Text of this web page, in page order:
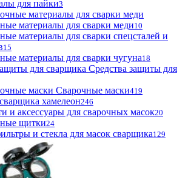
для пайки3
материалы для сварки меди10
материалы для сварки спецсталей и
15
материалы для сварки чугуна18
Средства защиты для
Сварочные маски419
хамелеон246
и аксессуары для сварочных масок20
щитки24
и стекла для масок сварщика129